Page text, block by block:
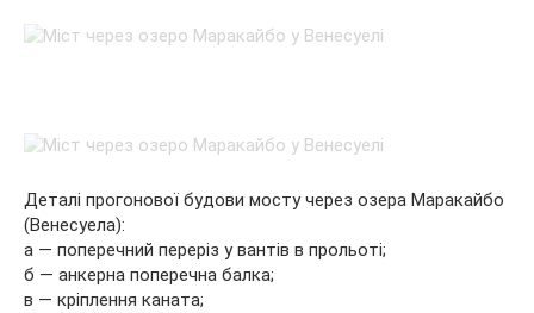
Деталі прогонової будови мосту через озера Маракайбо
(Венесуела):
а — поперечний переріз у вантів в прольоті;
б — анкерна поперечна балка;
в — кріплення каната;